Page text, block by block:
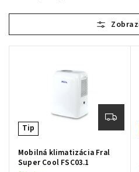
Najdrahšie
Najpredávanejšie
Tip
Mobilná klimatizácia Fral
Super Cool FSC03.1